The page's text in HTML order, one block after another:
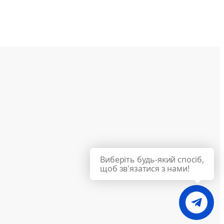
Виберіть будь-який спосіб,
щоб зв'язатися з нами!